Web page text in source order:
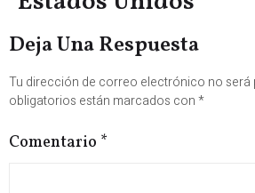
Deja Una Respuesta
Tu dirección de correo electrónico no será
obligatorios están marcados con*
Comentario *